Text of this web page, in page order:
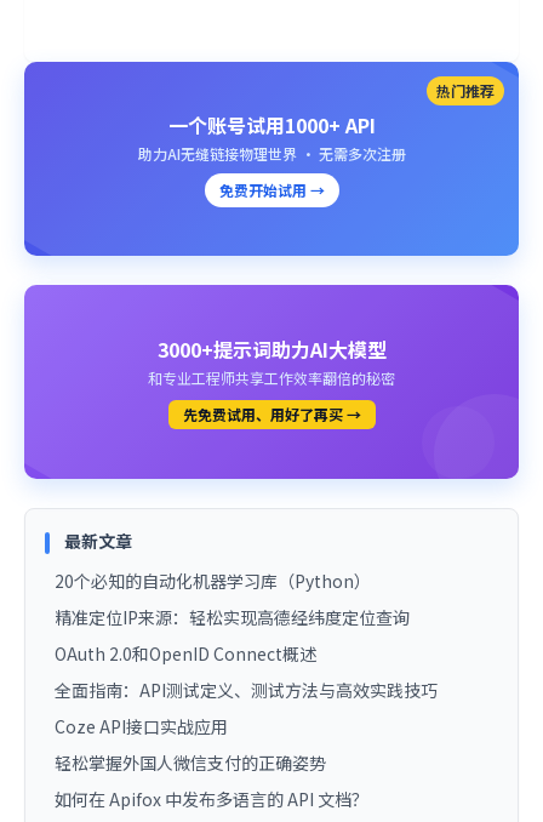
热门推荐
一个账号试用1000+ API
助力AI无缝链接物理世界 · 无需多次注册
免费开始试用 →
3000+提示词助力AI大模型
和专业工程师共享工作效率翻倍的秘密
先免费试用、用好了再买 →
最新文章
20个必知的自动化机器学习库（Python）
精准定位IP来源：轻松实现高德经纬度定位查询
OAuth 2.0和OpenID Connect概述
全面指南：API测试定义、测试方法与高效实践技巧
Coze API接口实战应用
轻松掌握外国人微信支付的正确姿势
如何在 Apifox 中发布多语言的 API 文档？